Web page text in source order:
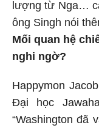
lượng từ Nga…
ông Singh nói
Mối quan hệ
nghi ngờ?
Happymon
Đại học
“Washington đã